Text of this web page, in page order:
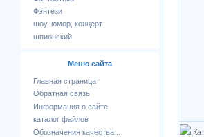
Фэнтези
шоу, юмор, концерт
шпионский
Меню сайта
Главная страница
Обратная связь
Информация о сайте
каталог файлов
Обозначения качества...